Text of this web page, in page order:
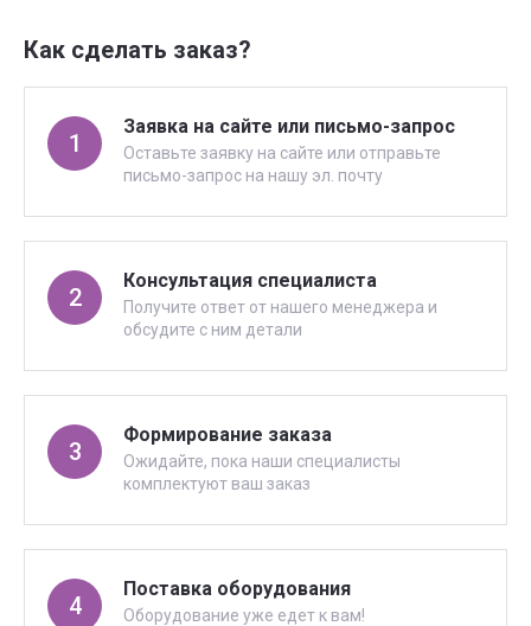
Как сделать заказ?
1
Заявка на сайте или письмо-запрос
Оставьте заявку на сайте или отправьте
письмо-запрос на нашу эл. почту
2
Консультация специалиста
Получите ответ от нашего менеджера и
обсудите с ним детали
3
Формирование заказа
Ожидайте, пока наши специалисты
комплектуют ваш заказ
4
Поставка оборудования
Оборудование уже едет к вам!